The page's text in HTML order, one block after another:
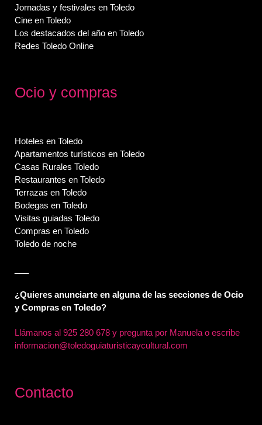
Jornadas y festivales en Toledo
Cine en Toledo
Los destacados del año en Toledo
Redes Toledo Online
Ocio y compras
Hoteles en Toledo
Apartamentos turísticos en Toledo
Casas Rurales Toledo
Restaurantes en Toledo
Terrazas en Toledo
Bodegas en Toledo
Visitas guiadas Toledo
Compras en Toledo
Toledo de noche
¿Quieres anunciarte en alguna de las secciones de Ocio
y Compras en Toledo?
Llámanos al925 280 678 y pregunta por Manuela o escribe
informacion@toledoguiaturisticaycultural.com
Contacto